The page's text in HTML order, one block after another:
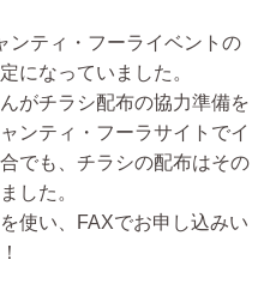
ンティ・フーライベントの
になっていました。
がチラシ配布の協力準備を
ンティ・フーラサイトでイ
でも、 チラシの配布はその
した。
使い、FAXでお申し込みい